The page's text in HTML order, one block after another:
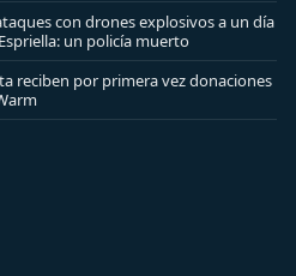
con drones explosivos a un día
un policía muerto
reciben por primera vez donaciones